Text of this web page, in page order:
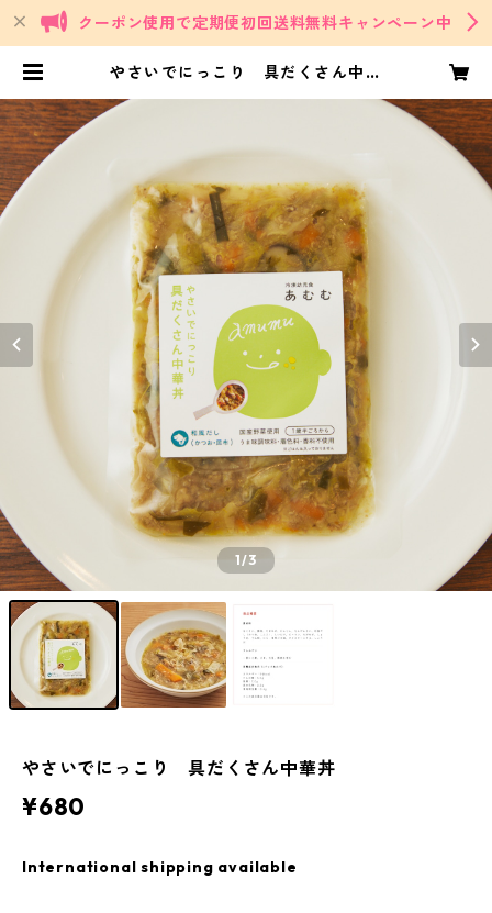
クーポン使用で定期便初回送料無料キャンペーン中
やさいでにっこり 具だくさん中華
1/3
やさいでにっこり 具だくさん中華丼
¥680
International shipping available